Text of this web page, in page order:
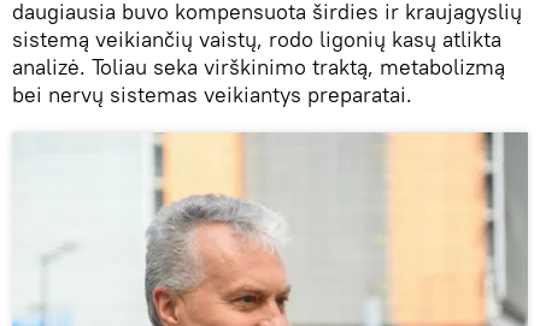
daugiausia buvo kompensuota širdies ir kraujagyslių
sistemą veikiančių vaistų, rodo ligonių kasų atlikta
analizė. Toliau seka virškinimo traktą, metabolizmą
bei nervų sistemas veikiantys preparatai.